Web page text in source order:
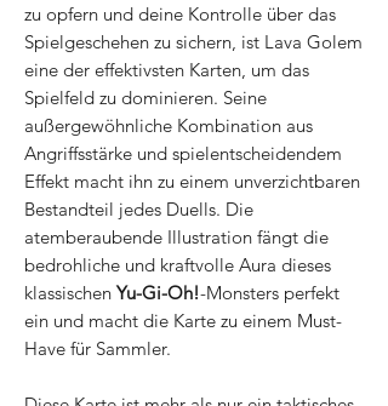
zu opfern und deine Kontrolle über das
Spielgeschehen zu sichern, ist Lava Golem
eine der effektivsten Karten, um das
Spielfeld zu dominieren. Seine
außergewöhnliche Kombination aus
Angriffsstärke und spielentscheidendem
Effekt macht ihn zu einem unverzichtbaren
Bestandteil jedes Duells. Die
atemberaubende Illustration fängt die
bedrohliche und kraftvolle Aura dieses
klassischen Yu-Gi-Oh!-Monsters perfekt
ein und macht die Karte zu einem Must-
Have für Sammler.